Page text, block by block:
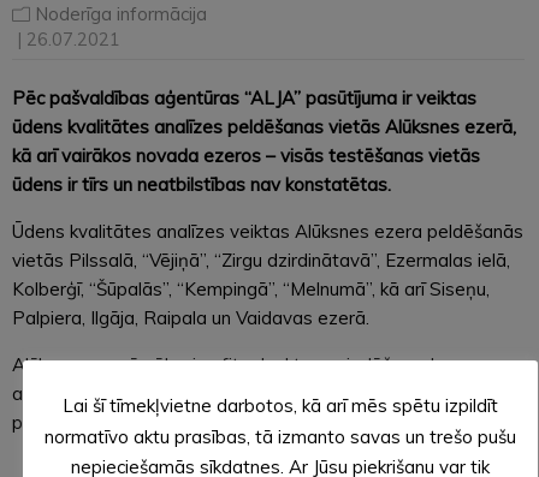
Noderīga informācija
| 26.07.2021
Pēc pašvaldības aģentūras “ALJA” pasūtījuma ir veiktas
ūdens kvalitātes analīzes peldēšanas vietās Alūksnes ezerā,
kā arī vairākos novada ezeros – visās testēšanas vietās
ūdens ir tīrs un neatbilstības nav konstatētas.
Ūdens kvalitātes analīzes veiktas Alūksnes ezera peldēšanās
vietās Pilssalā, “Vējiņā”, “Zirgu dzirdinātavā”, Ezermalas ielā,
Kolberģī, “Šūpalās”, “Kempingā”, “Melnumā”, kā arī Siseņu,
Palpiera, Ilgāja, Raipala un Vaidavas ezerā.
Alūksnes ezerā sākusies fitoplanktona ziedēšana, kas,
atkarībā no vēja virziena, atšķirīgi var koncentrēties
peldēšanas vietās.
Sagatavoja: Evita APLOKA,
Lai šī tīmekļvietne darbotos, kā arī mēs spētu izpildīt
normatīvo aktu prasības, tā izmanto savas un trešo pušu
nepieciešamās sīkdatnes. Ar Jūsu piekrišanu var tik